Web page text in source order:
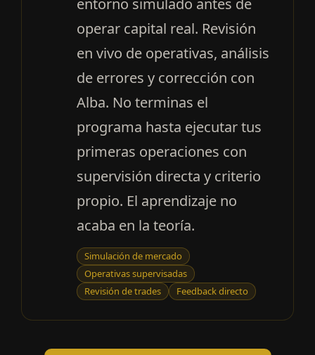
entorno simulado antes de
operar capital real. Revisión
en vivo de operativas, análisis
de errores y corrección con
Alba. No terminas el
programa hasta ejecutar tus
primeras operaciones con
supervisión directa y criterio
propio. El aprendizaje no
acaba en la teoría.
Simulación de mercado
Operativas supervisadas
Revisión de trades
Feedback directo